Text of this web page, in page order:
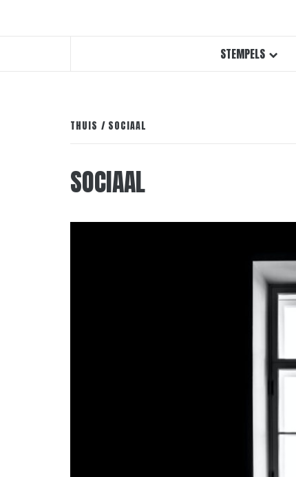
STEMPELS
THUIS SOCIAAL
SOCIAAL